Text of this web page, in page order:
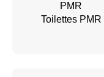
Toilettes PMR